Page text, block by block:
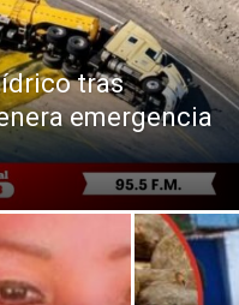
tras
emergencia